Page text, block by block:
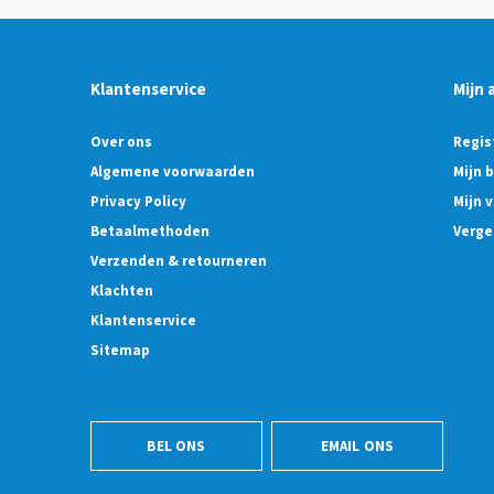
Klantenservice
Over ons
Algemene voorwaarden
Privacy Policy
Betaalmethoden
Verzenden & retourneren
Klachten
Klantenservice
Sitemap
Mijn
Mijn
Mijn
BEL ONS EMAIL ONS